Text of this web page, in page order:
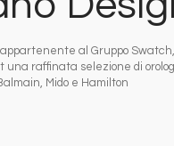
al Gruppo
raffinata selezione di
Mido e Hamilton